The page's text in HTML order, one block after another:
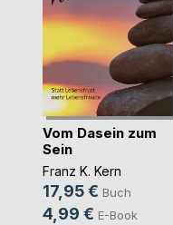
Vom Dasein zum
Sein
Franz K. Kern
17,95 € Buch
4,99 € E-Book